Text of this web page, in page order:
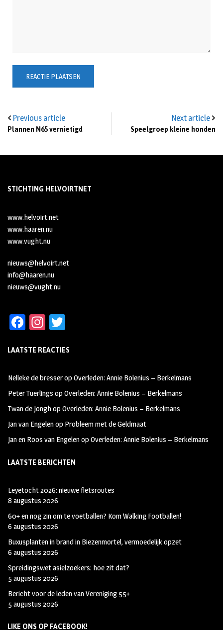
Previous article
Plannen N65 vernietigd
Next article
Speelgroep kleine honden
STICHTING HELVOIRTNET
www.helvoirt.net
www.haaren.nu
www.vught.nu
nieuws@helvoirt.net
info@haaren.nu
nieuws@vught.nu
Fa
b
oo
k
In
ag
m
tt
LAATSTE REACTIES
Nelleke de bresseropOverleden: Annie Bolenius – Berkelmans
Peter Tuerlings opOverleden: Annie Bolenius – Berkelmans
Twan de JonghopOverleden: Annie Bolenius – Berkelmans
Jan van Engelenop Probleem met de Geldmaat
Jan en Roos van EngelenopOverleden: Annie Bolenius – Berkelmans
LAATSTE BERICHTEN
Leyetocht 2026: nieuwe fietsroutes
8 augustus 2026
60+ en nog zin om te voetballen? Kom Walking Footballen!
6 augustus 2026
Buxusplanten in brand in Biezenmortel, vermoedelijk opzet
6 augustus 2026
Spreidingswet asielzoekers: hoe zit dat?
5 augustus 2026
Bericht voor de leden van Vereniging 55+
5 augustus 2026
LIKE ONS OP FACEBOOK!